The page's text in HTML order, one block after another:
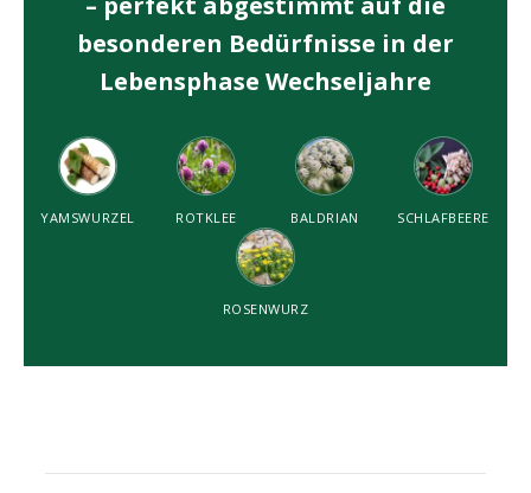
besonderen Bedürfnisse in der
Lebensphase Wechseljahre
YAMSWURZEL ROTKLEE BALDRIAN SCHLAFBEERE
ROSENWURZ